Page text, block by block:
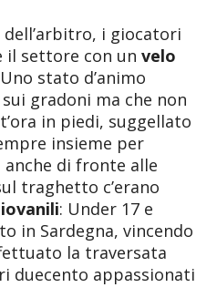
i giocatori
il settore con un velo
stato d’animo
gradoni ma che non
in piedi, suggellato
insieme per
di fronte alle
traghetto c’erano
: Under 17 e
in Sardegna, vincendo
la traversata
duecento appassionati